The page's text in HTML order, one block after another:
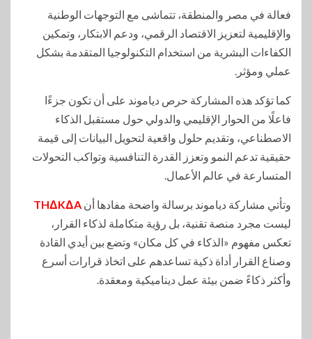
فعالة في مصر والمنطقة، تتماشى مع التوجهات الوطنية
والإقليمية لتعزيز الاقتصاد الرقمي، ودعم الابتكار، وتمكين
الكفاءات البشرية من استخدام التكنولوجيا المتقدمة بشكل
عملي ومؤثر.
كما تؤكد هذه المشاركة حرص دياموند على أن تكون جزءًا
فاعلًا من الحوار الإقليمي والدولي حول مستقبل الذكاء
الاصطناعي، وتقديم حلول واقعية لتحويل البيانات إلى قيمة
حقيقية تدعم النمو وتعزز القدرة التنافسية وتواكب التحولات
المتسارعة في عالم الأعمال.
وتأتي مشاركة دياموند برسالة واضحة مفادها أن THΔKΔA
ليست مجرد منصة تقنية، بل رؤية متكاملة لذكاء القرار،
تعكس مفهوم «الذكاء في كل مكان» وتضع بين أيدي القادة
وصناع القرار أداة ذكية تساعدهم على اتخاذ قرارات أسرع
وأكثر ذكاءً ضمن بيئة عمل ديناميكية ومعقدة.